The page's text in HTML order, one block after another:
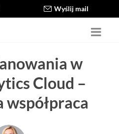
Wyślij mail
w
Cloud –